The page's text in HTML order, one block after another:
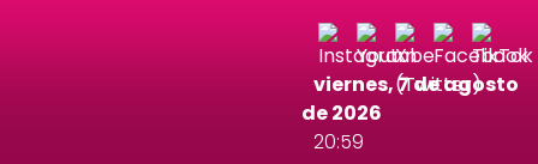
viernes, 7 de agosto
de 2026
20:59